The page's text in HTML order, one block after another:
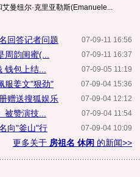
曼纽尔·克里亚勒斯(Emanuele...
07-09-11 16:56
回答记者问题
07-09-11 16:37
韵闺蜜(...
07-09-05 11:19
包上结...
07-09-04 15:36
服姜文"狠劲"
07-09-04 12:12
赠送搜狐娱乐
07-09-04 11:54
赞演技...
07-09-04 10:09
向"釜山"行
更多关于 房祖名 休闲 的新闻>>